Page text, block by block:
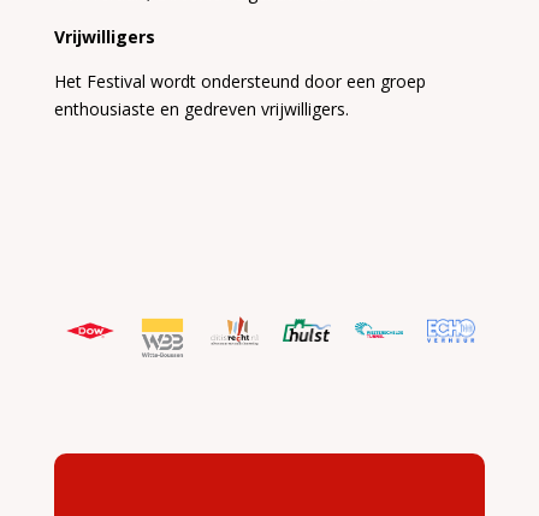
Vrijwilligers
Het Festival wordt ondersteund door een groep
enthousiaste en gedreven vrijwilligers.